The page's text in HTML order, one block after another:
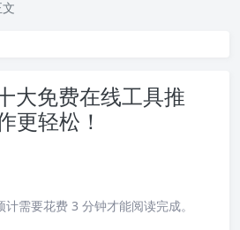
大免费在线工具推
更轻松！
需要花费 3 分钟才能阅读完成。